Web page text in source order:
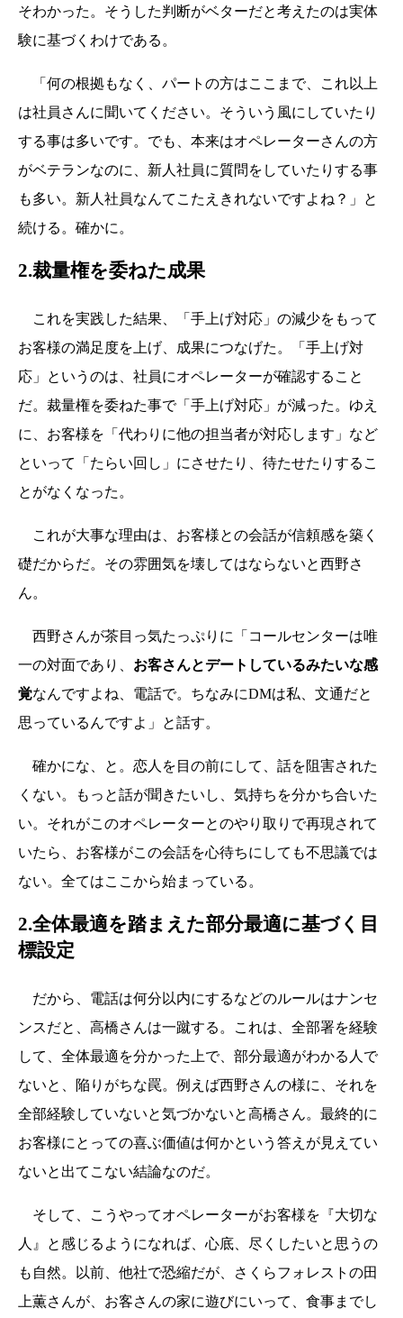
そわかった。そうした判断がベターだと考えたのは実体
験に基づくわけである。
「何の根拠もなく、パートの方はここまで、これ以上
は社員さんに聞いてください。そういう風にしていたり
する事は多いです。でも、本来はオペレーターさんの方
がベテランなのに、新人社員に質問をしていたりする事
も多い。新人社員なんてこたえきれないですよね？」と
続ける。確かに。
2.裁量権を委ねた成果
これを実践した結果、「手上げ対応」の減少をもって
お客様の満足度を上げ、成果につなげた。「手上げ対
応」というのは、社員にオペレーターが確認すること
だ。裁量権を委ねた事で「手上げ対応」が減った。ゆえ
に、お客様を「代わりに他の担当者が対応します」など
といって「たらい回し」にさせたり、待たせたりするこ
とがなくなった。
これが大事な理由は、お客様との会話が信頼感を築く
礎だからだ。その雰囲気を壊してはならないと西野さ
ん。
西野さんが茶目っ気たっぷりに「コールセンターは唯
一の対面であり、 お客さんとデートしているみたいな感
覚なんですよね、電話で。ちなみにDMは私、文通だと
思っているんですよ」と話す。
確かにな、と。恋人を目の前にして、話を阻害された
くない。もっと話が聞きたいし、気持ちを分かち合いた
い。それがこのオペレーターとのやり取りで再現されて
いたら、お客様がこの会話を心待ちにしても不思議では
ない。全てはここから始まっている。
2.全体最適を踏まえた部分最適に基づく目
標設定
だから、電話は何分以内にするなどのルールはナンセ
ンスだと、高橋さんは一蹴する。これは、全部署を経験
して、全体最適を分かった上で、部分最適がわかる人で
ないと、陥りがちな罠。例えば西野さんの様に、それを
全部経験していないと気づかないと高橋さん。最終的に
お客様にとっての喜ぶ価値は何かという答えが見えてい
ないと出てこない結論なのだ。
そして、こうやってオペレーターがお客様を『大切な
人』と感じるようになれば、心底、尽くしたいと思うの
も自然。以前、他社で恐縮だが、さくらフォレストの田
上薫さんが、お客さんの家に遊びにいって、食事までし